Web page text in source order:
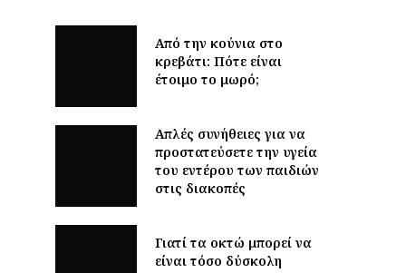
Από την κούνια στο
κρεβάτι: Πότε είναι
έτοιμο το μωρό;
Απλές συνήθειες για να
προστατεύσετε την υγεία
του εντέρου των παιδιών
στις διακοπές
Γιατί τα οκτώ μπορεί να
είναι τόσο δύσκολη